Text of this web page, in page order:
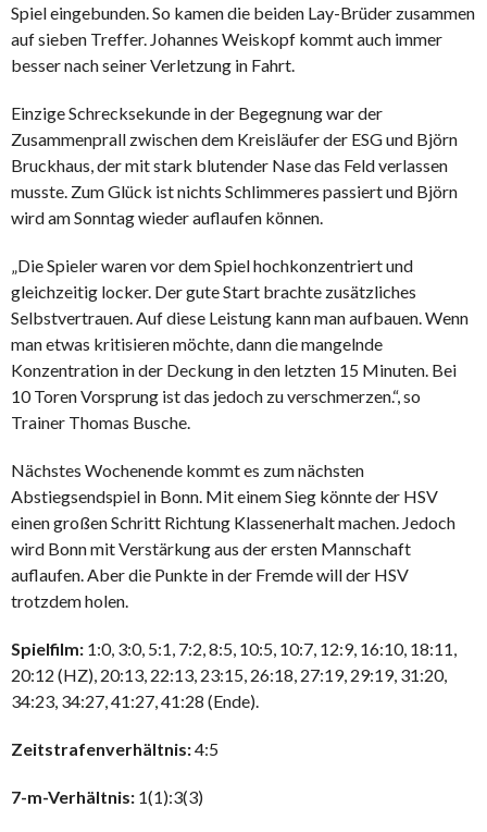
Spiel eingebunden. So kamen die beiden Lay-Brüder zusammen
auf sieben Treffer. Johannes Weiskopf kommt auch immer
besser nach seiner Verletzung in Fahrt.
Einzige Schrecksekunde in der Begegnung war der
Zusammenprall zwischen dem Kreisläufer der ESG und Björn
Bruckhaus, der mit stark blutender Nase das Feld verlassen
musste. Zum Glück ist nichts Schlimmeres passiert und Björn
wird am Sonntag wieder auflaufen können.
„Die Spieler waren vor dem Spiel hochkonzentriert und
gleichzeitig locker. Der gute Start brachte zusätzliches
Selbstvertrauen. Auf diese Leistung kann man aufbauen. Wenn
man etwas kritisieren möchte, dann die mangelnde
Konzentration in der Deckung in den letzten 15 Minuten. Bei
10 Toren Vorsprung ist das jedoch zu verschmerzen.“, so
Trainer Thomas Busche.
Nächstes Wochenende kommt es zum nächsten
Abstiegsendspiel in Bonn. Mit einem Sieg könnte der HSV
einen großen Schritt Richtung Klassenerhalt machen. Jedoch
wird Bonn mit Verstärkung aus der ersten Mannschaft
auflaufen. Aber die Punkte in der Fremde will der HSV
trotzdem holen.
Spielfilm: 1:0, 3:0, 5:1, 7:2, 8:5, 10:5, 10:7, 12:9, 16:10, 18:11,
20:12 (HZ), 20:13, 22:13, 23:15, 26:18, 27:19, 29:19, 31:20,
34:23, 34:27, 41:27, 41:28 (Ende).
Zeitstrafenverhältnis:4:5
7-m-Verhältnis: 1(1):3(3)